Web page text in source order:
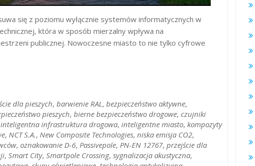
się z poziomu wyłącznie systemów informatycznych w
która w sposób mierzalny wpływa na
publicznej. Nowoczesne miasto to nie tylko cyfrowe
dla pieszych, barwienie RAL, bezpieczeństwo aktywne,
pieszych, bierne bezpieczeństwo drogowe, czujniki
inteligentna infrastruktura drogowa, inteligentne miasto, kompozyty
, NCT S.A., New Composite Technologies, niska emisja CO2,
, oznakowanie D-6, Passivepole, PN-EN 12767, przejście dla
, Smart City, Smartpole Crossing, sygnalizacja akustyczna,